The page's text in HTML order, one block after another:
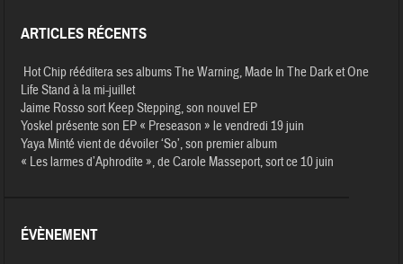
ARTICLES RÉCENTS
Hot Chip rééditera ses albums The Warning, Made In The Dark et One
Life Stand à la mi-juillet
Jaime Rosso sort Keep Stepping, son nouvel EP
Yoskel présente son EP « Preseason » le vendredi 19 juin
Yaya Minté vient de dévoiler ‘So’, son premier album
« Les larmes d’Aphrodite », de Carole Masseport, sort ce 10 juin
ÉVÈNEMENT